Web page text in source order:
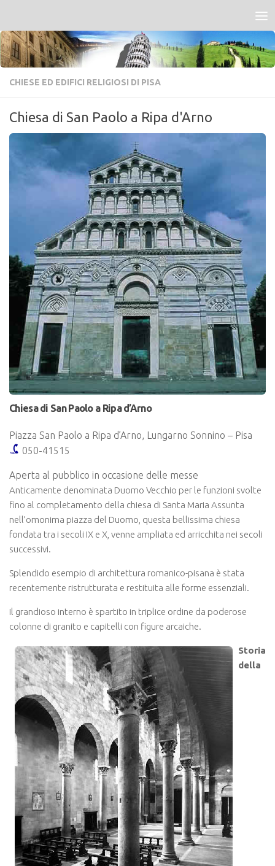
CHIESE ED EDIFICI RELIGIOSI DI PISA
Chiesa di San Paolo a Ripa d'Arno
Chiesa di San Paolo a Ripa d’Arno
Piazza San Paolo a Ripa d’Arno, Lungarno Sonnino – Pisa
050-41515
Aperta al pubblico in occasione delle messe
Anticamente denominata Duomo Vecchio per le funzioni svolte
fino al completamento della chiesa di Santa Maria Assunta
nell’omonima piazza del Duomo, questa bellissima chiesa
fondata tra i secoli IX e X, venne ampliata ed arricchita nei secoli
successivi.
Splendido esempio di architettura romanico-pisana è stata
recentemente ristrutturata e restituita alle forme essenziali.
Il grandioso interno è spartito in triplice ordine da poderose
colonne di granito e capitelli con figure arcaiche.
Storia
della